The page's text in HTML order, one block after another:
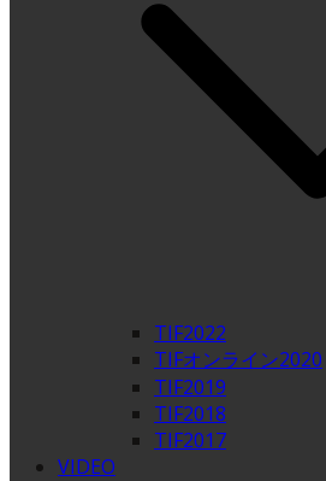
TIF2022
TIFオンライン2020
TIF2019
TIF2018
TIF2017
VIDEO